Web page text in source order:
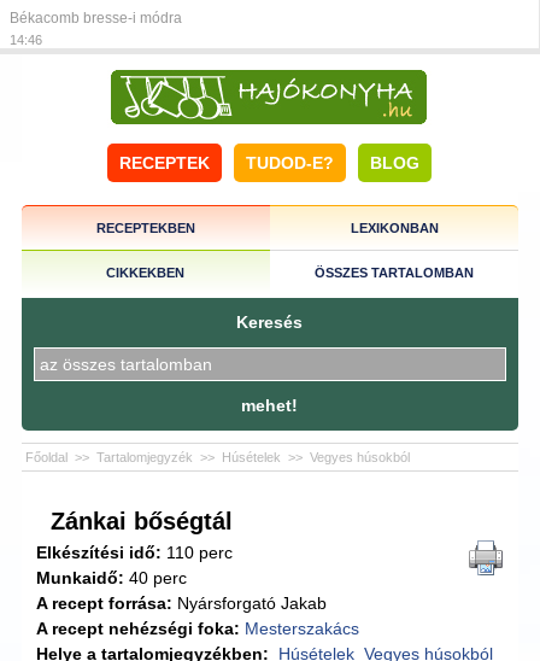
Békacomb bresse-i módra
14:46
RECEPTEK TUDOD-E? BLOG
RECEPTEKBEN LEXIKONBAN
CIKKEKBEN ÖSSZES TARTALOMBAN
Keresés
mehet!
Főoldal >> Tartalomjegyzék >> Húsételek >> Vegyes húsokból
Zánkai bőségtál
Elkészítési idő: 110 perc
Munkaidő: 40 perc
A recept forrása: Nyársforgató Jakab
A recept nehézségi foka: Mesterszakács
Helye a tartalomjegyzékben:
Húsételek Vegyes húsokból